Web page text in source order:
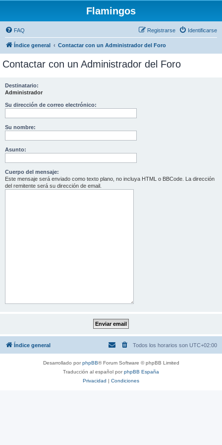
Flamingos
FAQ Identificarse
Registrarse
Índice general Contactar con un Administrador del Foro
Contactar con un Administrador del Foro
Destinatario:
Administrador
Su dirección de correo electrónico:
Su nombre:
Asunto:
Cuerpo del mensaje:
Este mensaje será enviado como texto plano, no incluya HTML o BBCode. La dirección
del remitente será su dirección de email.
Índice general Todos los horarios son UTC+02:00
Desarrollado porphpBB® Forum Software © phpBB Limited
Traducción al español porphpBB España
Privacidad | Condiciones